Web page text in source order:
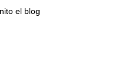
el blog